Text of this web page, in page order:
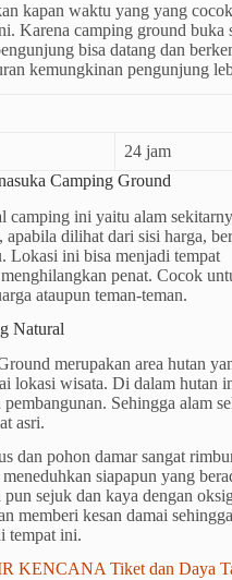
kapan waktu yang yang
Karena camping ground buka
bisa datang dan
kemungkinan pengunjung
24 jam
Camping Ground
camping ini yaitu alam
apabila dilihat dari sisi harga,
Lokasi ini bisa menjadi tempat
penat. Cocok
ataupun teman-teman.
Natural
merupakan area hutan
lokasi wisata. Di dalam hutan
Sehingga alam
asri.
dan pohon damar sangat
siapapun yang
sejuk dan kaya dengan
memberi kesan damai
tempat ini.
KENCANA Tiket dan Daya